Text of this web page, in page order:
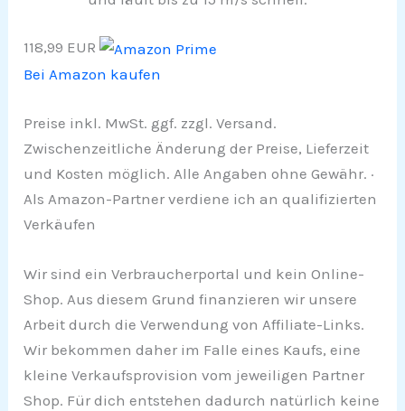
118,99 EUR
Bei Amazon kaufen
Preise inkl. MwSt. ggf. zzgl. Versand.
Zwischenzeitliche Änderung der Preise, Lieferzeit
und Kosten möglich. Alle Angaben ohne Gewähr. ·
Als Amazon-Partner verdiene ich an qualifizierten
Verkäufen
Wir sind ein Verbraucherportal und kein Online-
Shop. Aus diesem Grund finanzieren wir unsere
Arbeit durch die Verwendung von Affiliate-Links.
Wir bekommen daher im Falle eines Kaufs, eine
kleine Verkaufsprovision vom jeweiligen Partner
Shop. Für dich entstehen dadurch natürlich keine